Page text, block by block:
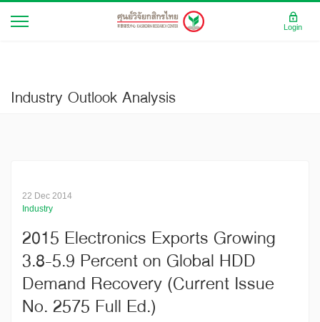
Industry Outlook Analysis
22 Dec 2014
Industry
2015 Electronics Exports Growing
3.8-5.9 Percent on Global HDD
Demand Recovery (Current Issue
No. 2575 Full Ed.)
Login